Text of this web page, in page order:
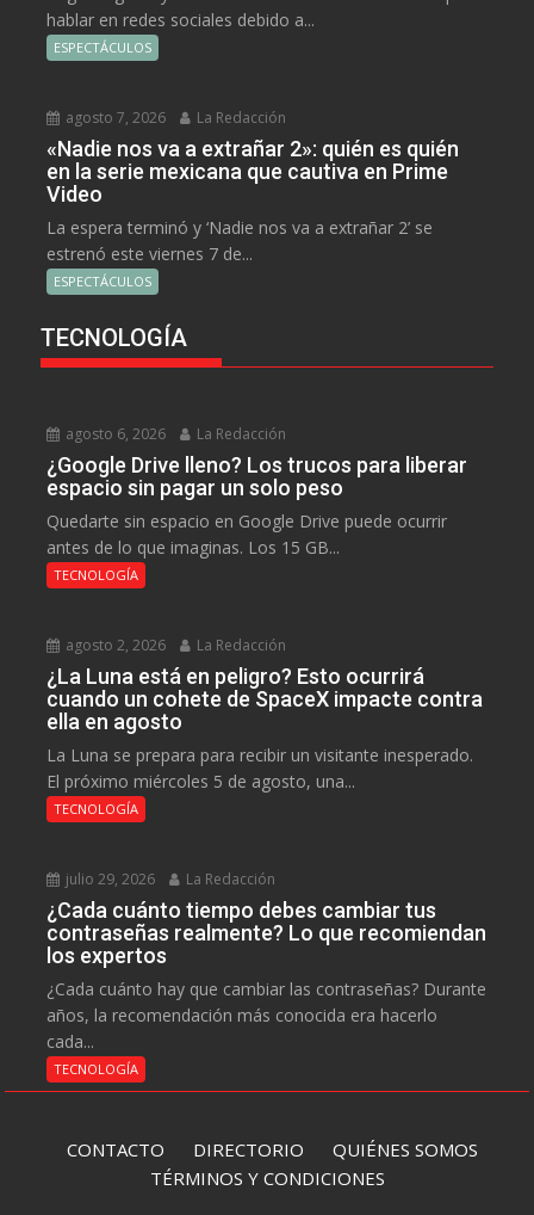
hablar en redes sociales debido a...
ESPECTÁCULOS
agosto 7, 2026 La Redacción
«Nadie nos va a extrañar 2»: quién es quién
en la serie mexicana que cautiva en Prime
Video
La espera terminó y ‘Nadie nos va a extrañar 2’ se
estrenó este viernes 7 de...
ESPECTÁCULOS
TECNOLOGÍA
agosto 6, 2026 La Redacción
¿Google Drive lleno? Los trucos para liberar
espacio sin pagar un solo peso
Quedarte sin espacio en Google Drive puede ocurrir
antes de lo que imaginas. Los 15 GB...
TECNOLOGÍA
agosto 2, 2026 La Redacción
¿La Luna está en peligro? Esto ocurrirá
cuando un cohete de SpaceX impacte contra
ella en agosto
La Luna se prepara para recibir un visitante inesperado.
El próximo miércoles 5 de agosto, una...
TECNOLOGÍA
julio 29, 2026 La Redacción
¿Cada cuánto tiempo debes cambiar tus
contraseñas realmente? Lo que recomiendan
los expertos
¿Cada cuánto hay que cambiar las contraseñas? Durante
años, la recomendación más conocida era hacerlo
cada...
TECNOLOGÍA
CONTACTO DIRECTORIO QUIÉNES SOMOS
TÉRMINOS Y CONDICIONES